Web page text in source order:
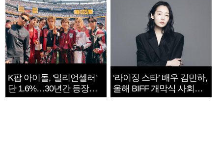
K팝 아이돌, '밀리언셀러'
단 1.6%…30년간 등장
1182개팀 전수조사
‘라이징 스타’ 배우 김민하,
올해 BIFF 개막식 사회자
확정